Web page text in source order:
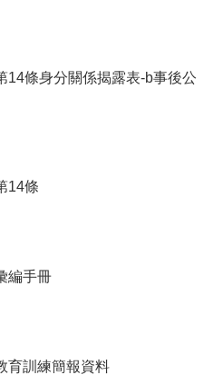
14條身分關係揭露表-b事後公
14條
編手冊
育訓練簡報資料